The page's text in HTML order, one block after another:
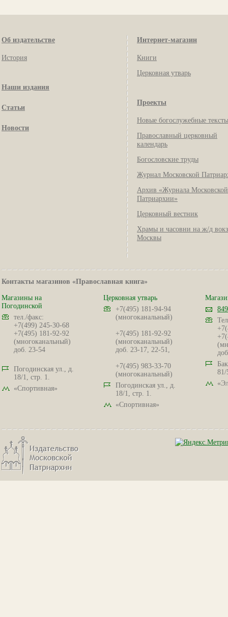
Об издательстве
История
Наши издания
Статьи
Новости
Интернет-магазин
Книги
Церковная утварь
Проекты
Новые богослужебные тексты
Православный церковный
календарь
Богословские труды
Журнал Московской
Архив «Журнала Московской
Патриархии»
Церковный вестник
Храмы и часовни на ж/д
Москвы
Контакты магазинов «Православная книга»
Магазины на
Погодинской
тел./факс:
+7(499) 245-30-68
+7(495) 181-92-92
(многоканальный)
доб. 23-54
Погодинская ул., д.
18/1, стр. 1.
«Спортивная»
Церковная утварь
+7(495) 181-94-94
(многоканальный)
+7(495) 181-92-92
(многоканальный)
доб. 23-17, 22-51,
+7(495) 983-33-70
(многоканальный)
Погодинская ул., д.
18/1, стр. 1.
«Спортивная»
81/